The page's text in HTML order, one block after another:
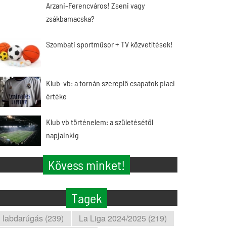
Arzani-Ferencváros! Zseni vagy
zsákbamacska?
Szombati sportműsor + TV közvetítések!
Klub-vb: a tornán szereplő csapatok piaci
értéke
Klub vb történelem: a születésétől
napjainkig
Kövess minket!
Tagek
labdarúgás (239)
La Liga 2024/2025 (219)